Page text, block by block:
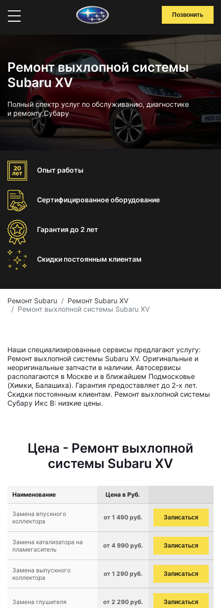
Позвонить
Ремонт выхлопной системы
Subaru XV
Полный спектр услуг по обслуживанию, диагностике
и ремонту Субару
Опыт работы
Сертифицированноеоборудование
Гарантиядо 2 лет
Скидки постоянным клиентам
Ремонт Subaru
Ремонт Subaru XV
Ремонт выхлопной системы Subaru XV
Наши специализированные сервисы предлагают услугу:
Ремонт выхлопной системы Subaru XV. Оригинальные и
неоригинальные запчасти в наличии. Автосервисы
располагаются в Москве и в ближайшем Подмосковье
(Химки, Балашиха). Гарантия предоставляет до 2-х лет.
Скидки постоянным клиентам. Ремонт выхлопной системы
Субару Икс В: низкие цены.
Цена - Ремонт выхлопной
системы Subaru XV
Наименование Цена в Руб.
Замена впускного
коллектора
от 1 490 руб. Записаться
Замена катализатора на
пламегаситель
от 4 990 руб. Записаться
Замена выпускного
коллектора
от 1 290 руб. Записаться
Замена глушителя от 2 290 руб. Записаться